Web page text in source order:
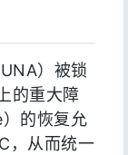
）被锁
的重大障
的恢复允
，从而统一